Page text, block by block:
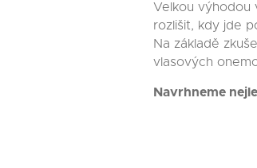
Velkou výhodou
rozlišit, kdy jde
Na základě
vlasových
Navrhneme